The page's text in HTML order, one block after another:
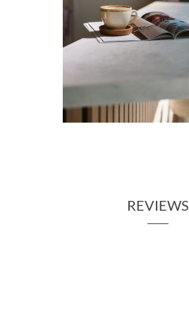
REVIEWS